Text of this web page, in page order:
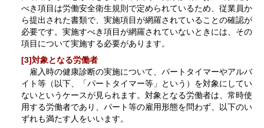
べき項目は労働安全衛生規則で定められているため、従業員か
ら提出された書類で、実施項目が網羅されていることの確認が
必要です。実施すべき項目が網羅されていないときには、その
項目について実施する必要があります。
[3]対象となる労働者
雇入時の健康診断の実施について、パートタイマーやアルバ
イト等（以下、「パートタイマー等」という）を対象にしてい
ないというケースが見られます。対象となる労働者は、常時使
用する労働者であり、パート等の雇用形態を問わず、以下のい
ずれも満たす人をいいます。